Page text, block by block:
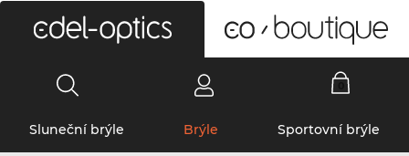
Sluneční brýle Brýle Sportovní brýle